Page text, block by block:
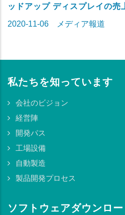
ッドアップ ディスプレイの売
2020-11-06 メディア報道
私たちを知っています
会社のビジョン
経営陣
開発パス
工場設備
自動製造
製品開発プロセス
ソフトウェアダウンロ